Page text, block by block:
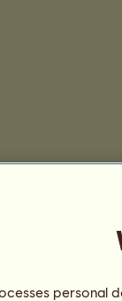
personal